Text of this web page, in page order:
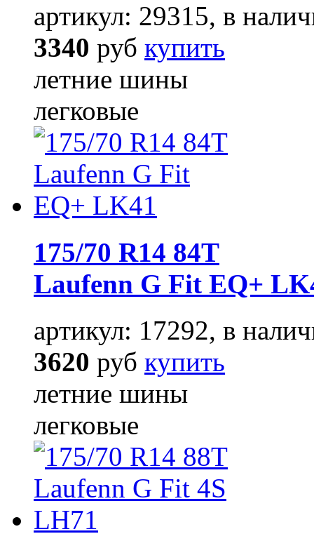
артикул: 29315, в
3340 руб купить
летние шины
легковые
175/70 R14 84T
Laufenn G Fit EQ+
артикул: 17292, в
3620 руб купить
летние шины
легковые